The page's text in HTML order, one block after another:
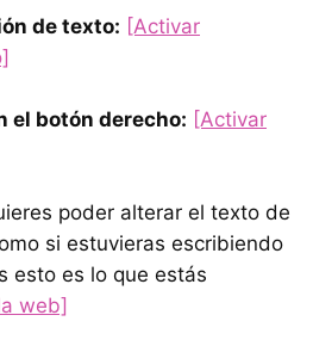
de texto: [Activar
el botón derecho: [Activar
poder alterar el texto de
si estuvieras escribiendo
esto es lo que estás
web]